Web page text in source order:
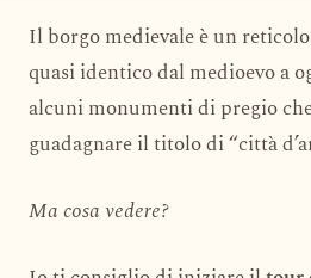
Il borgo medievale è un
quasi identico dal medioevo a
alcuni monumenti di pregio
guadagnare il titolo di “città
Ma cosa vedere?